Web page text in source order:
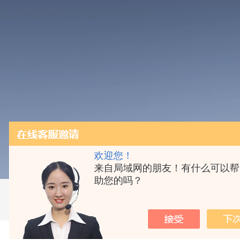
欢迎您！
来自局域网的朋友！有什么可以帮
助您的吗？